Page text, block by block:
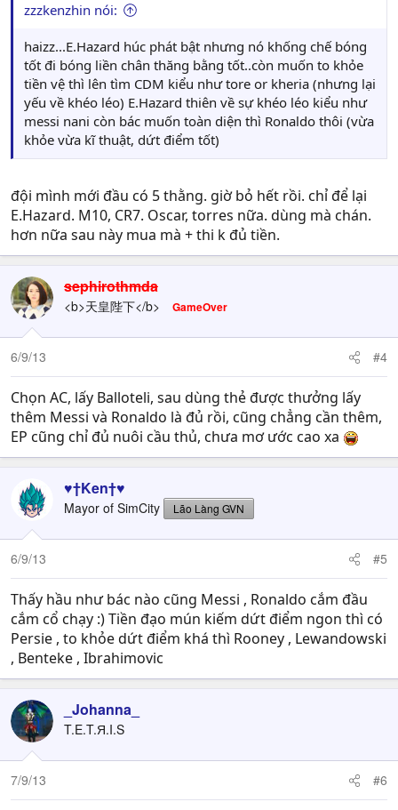
zzzkenzhin nói:
haizz...E.Hazard húc phát bật nhưng nó khống chế bóng
tốt đi bóng liền chân thăng bằng tốt..còn muốn to khỏe
tiền vệ thì lên tìm CDM kiểu như tore or kheria (nhưng lại
yếu về khéo léo) E.Hazard thiên về sự khéo léo kiểu như
messi nani còn bác muốn toàn diện thì Ronaldo thôi (vừa
khỏe vừa kĩ thuật, dứt điểm tốt)
đội mình mới đầu có 5 thằng. giờ bỏ hết rồi. chỉ để lại
E.Hazard. M10, CR7. Oscar, torres nữa. dùng mà chán.
hơn nữa sau này mua mà + thi k đủ tiền.
sephirothmda
<b>天皇陛下</b> GameOver
6/9/13 #4
Chọn AC, lấy Balloteli, sau dùng thẻ được thưởng lấy
thêm Messi và Ronaldo là đủ rồi, cũng chẳng cần thêm,
EP cũng chỉ đủ nuôi cầu thủ, chưa mơ ước cao xa
♥†Ken†♥
Mayor of SimCity Lão Làng GVN
6/9/13 #5
Thấy hầu như bác nào cũng Messi , Ronaldo cắm đầu
cắm cổ chạy :) Tiền đạo mún kiếm dứt điểm ngon thì có
Persie , to khỏe dứt điểm khá thì Rooney , Lewandowski
, Benteke , Ibrahimovic
_Johanna_
T.E.T.Я.I.S
7/9/13 #6